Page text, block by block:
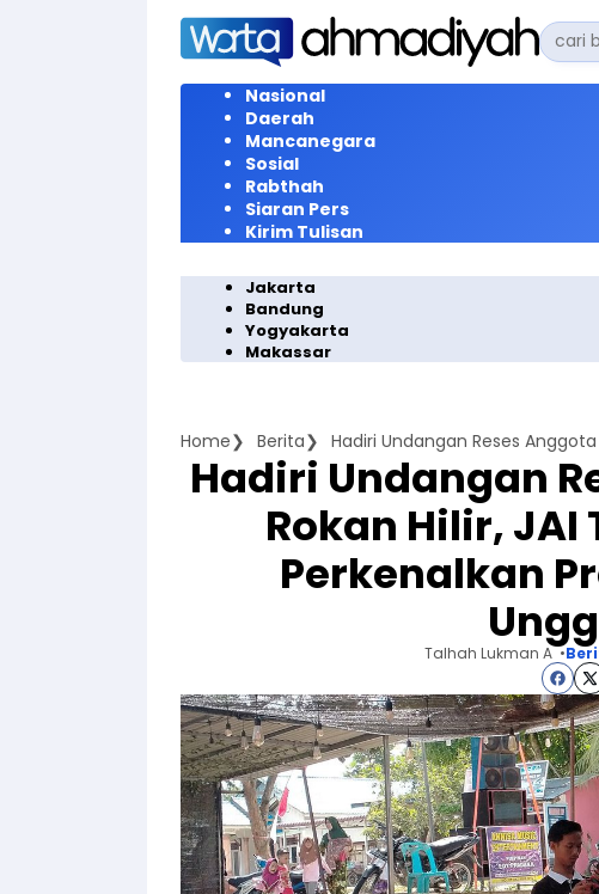
Langsung
konten
untuk:
Nasional
Daerah
Mancanegara
Sosial
Rabthah
Siaran Pers
Kirim Tulisan
Jakarta
Bandung
Yogyakarta
Makassar
Home Berita
Hadiri Undangan
Rokan Hilir,
Perkenalkan
Talhah Lukman A